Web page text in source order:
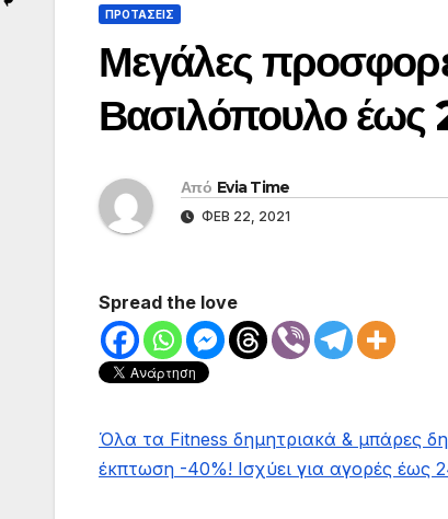
ΠΡΟΤΑΣΕΙΣ
Μεγάλες
Βασιλόπουλο έως
Από Evia Time
ΦΕΒ 22, 2021
Spread the love
Όλα τα Fitness δημητριακά & μπάρες
έκπτωση -40%! Ισχύει για αγορές έως